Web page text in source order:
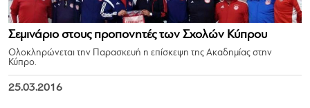
Σεμινάριο στους προπονητές των Σχολών Κύπρου
Ολοκληρώνεται την Παρασκευή η επίσκεψη της Ακαδημίας στην
Κύπρο.
25.03.2016